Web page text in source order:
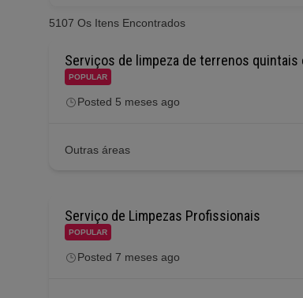
5107 Os Itens Encontrados
Serviços de limpeza de terrenos quintais
POPULAR
Posted 5 meses ago
Outras áreas
Serviço de Limpezas Profissionais
POPULAR
Posted 7 meses ago